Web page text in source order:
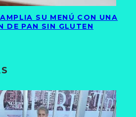
SU MENÚ CON UNA
DE PAN SIN GLUTEN